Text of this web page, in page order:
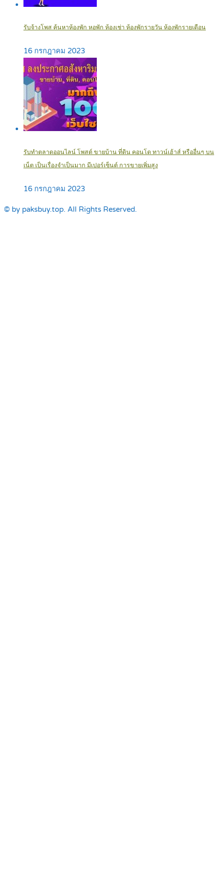
รับจ้างโพส ค้นหาห้องพัก หอพัก ห้องเช่า ห้องพักรายวัน ห้องพักรายเดือน
16 กรกฎาคม 2023
รับทำตลาดออนไลน์ โพสต์ ขายบ้าน ที่ดิน คอนโด ทาวน์เฮ้าส์ หรืออื่นๆ บน
เน็ต เป็นเรื่องจำเป็นมาก มีเปอร์เซ็นต์ การขายเพิ่มสูง
16 กรกฎาคม 2023
© by paksbuy.top. All Rights Reserved.